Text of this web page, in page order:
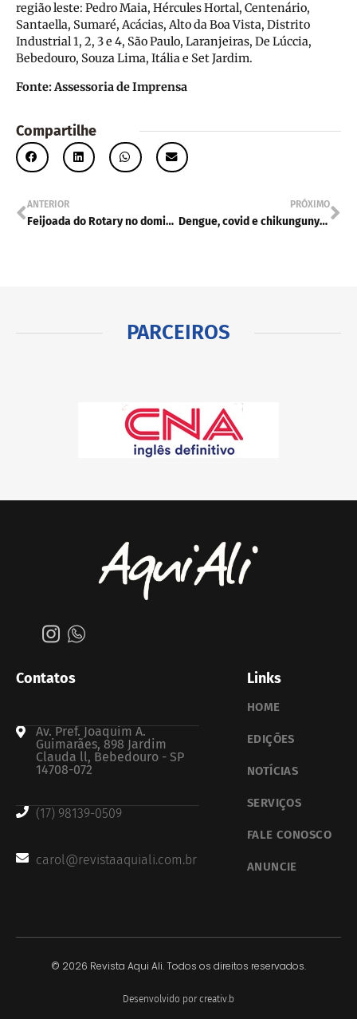
região leste: Pedro Maia, Hércules Hortal, Centenário,
Santaella, Sumaré, Acácias, Alto da Boa Vista, Distrito
Industrial 1, 2, 3 e 4, São Paulo, Laranjeiras, De Lúccia,
Bebedouro, Souza Lima, Itália e Set Jardim.
Fonte: Assessoria de Imprensa
Compartilhe
ANTERIOR
Feijoada do Rotary no domingo
PRÓXIMO
Dengue, covid e chikungunya em Bebedouro
PARCEIROS
Contatos
Av. Pref. Joaquim A.
Guimarães, 898 Jardim
Clauda ll, Bebedouro - SP
14708-072
(17) 98139-0509
carol@revistaaquiali.com.br
Links
HOME
EDIÇÕES
NOTÍCIAS
SERVIÇOS
FALE CONOSCO
ANUNCIE
© 2026 Revista Aqui Ali. Todos os direitos reservados.
Desenvolvido por creativ.b